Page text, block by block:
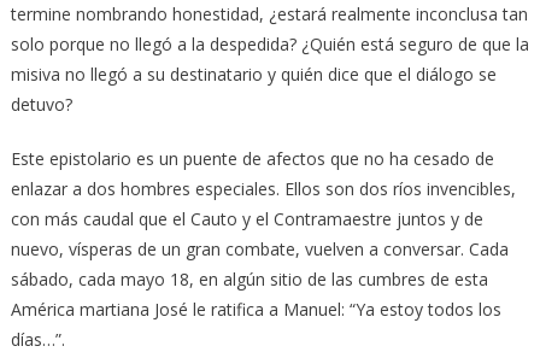
termine nombrando honestidad, ¿estará realmente inconclusa tan
solo porque no llegó a la despedida? ¿Quién está seguro de que la
misiva no llegó a su destinatario y quién dice que el diálogo se
detuvo?
Este epistolario es un puente de afectos que no ha cesado de
enlazar a dos hombres especiales. Ellos son dos ríos invencibles,
con más caudal que el Cauto y el Contramaestre juntos y de
nuevo, vísperas de un gran combate, vuelven a conversar. Cada
sábado, cada mayo 18, en algún sitio de las cumbres de esta
América martiana José le ratifica a Manuel: “Ya estoy todos los
días…”.